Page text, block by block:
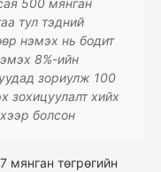
тул тэдний
нэмэх нь бодит
8%-ийн
зориулж 100
зохицуулалт хийх
болсон
мянган төгрөгийн